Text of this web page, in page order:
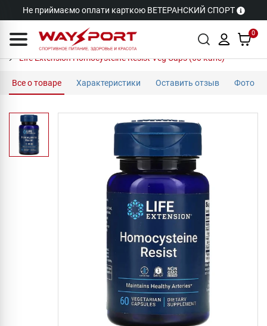
Не приймаємо оплати карткою ВЕТЕРАНСКИЙ СПОРТ
0
Life Extension Homocysteine Resist Veg Caps (60 капс)
Все о товаре Характеристики Оставить отзыв Фото